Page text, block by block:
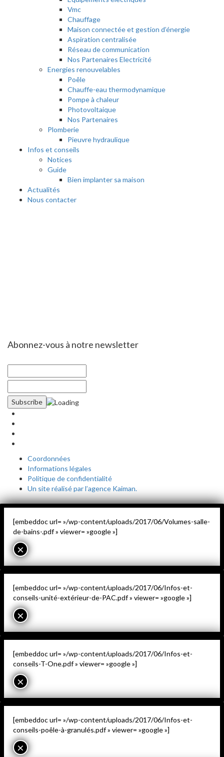
Vmc
Chauffage
Maison connectée et gestion d’énergie
Aspiration centralisée
Réseau de communication
Nos Partenaires Electricité
Energies renouvelables
Poêle
Chauffe-eau thermodynamique
Pompe à chaleur
Photovoltaique
Nos Partenaires
Plomberie
Pieuvre hydraulique
Infos et conseils
Notices
Guide
Bien implanter sa maison
Actualités
Nous contacter
Abonnez-vous à notre newsletter
Coordonnées
Informations légales
Politique de confidentialité
Un site réalisé par l’agence Kaiman.
[embeddoc url= »/wp-content/uploads/2017/06/Volumes-salle-
de-bains-.pdf » viewer= »google »]
×
[embeddoc url= »/wp-content/uploads/2017/06/Infos-et-
conseils-unité-extérieur-de-PAC.pdf » viewer= »google »]
×
[embeddoc url= »/wp-content/uploads/2017/06/Infos-et-
conseils-T-One.pdf » viewer= »google »]
×
[embeddoc url= »/wp-content/uploads/2017/06/Infos-et-
conseils-poêle-à-granulés.pdf » viewer= »google »]
×